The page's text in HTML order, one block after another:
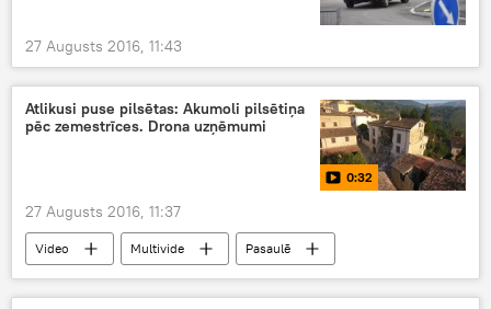
27 Augusts 2016, 11:43
Atlikusi puse pilsētas: Akumoli pilsētiņa
pēc zemestrīces. Drona uzņēmumi
0:32
27 Augusts 2016, 11:37
Video Multivide Pasaulē